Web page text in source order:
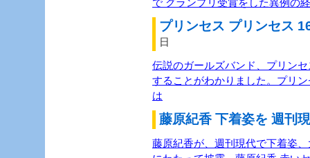
で グランプリ受賞をした異例の
プリンセス プリンセス
日
伝説のガールズバンド、プリン
することがわかりました。プリ
は
藤原紀香 下着姿を 週刊
藤原紀香が、週刊現代で下着姿